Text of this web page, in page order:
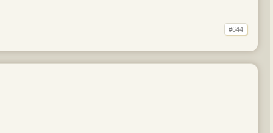
#644